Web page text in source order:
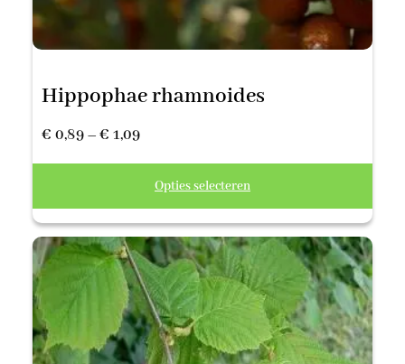
Hippophae rhamnoides
€ 0,89–€ 1,09Prijsklasse:
€ 0,89
totOpties selecteren